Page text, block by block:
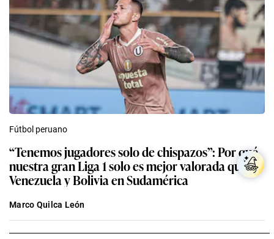
Fútbol peruano
“Tenemos jugadores solo de chispazos”: Por qué
nuestra gran Liga 1 solo es mejor valorada que
Venezuela y Bolivia en Sudamérica
Marco Quilca León